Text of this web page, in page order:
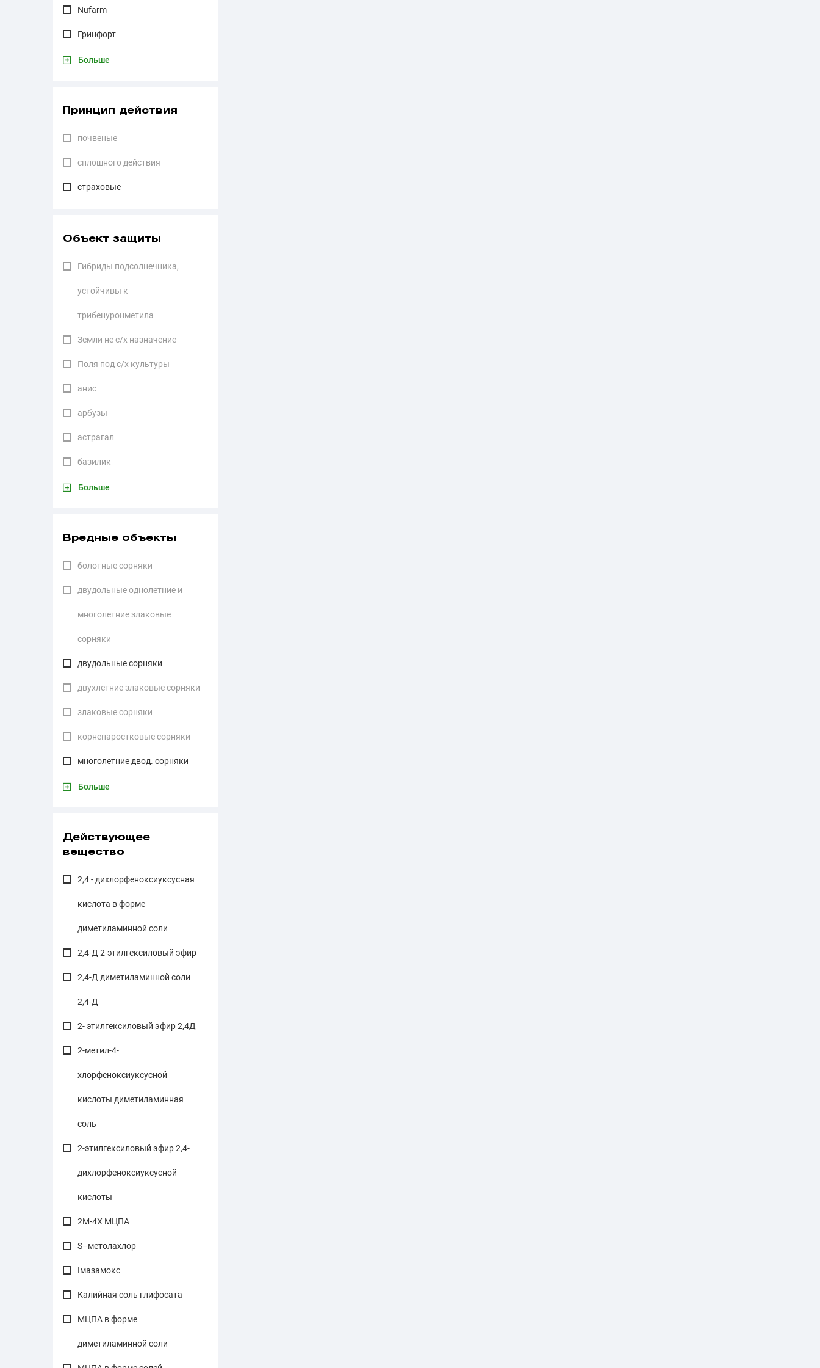
Nufarm
Гринфорт
Больше
Принцип действия
почвеные
сплошного действия
страховые
Объект защиты
Гибриды подсолнечника,
устойчивы к
трибенуронметила
Земли не с/х назначение
Поля под с/х культуры
анис
арбузы
астрагал
базилик
Больше
Вредные объекты
болотные сорняки
двудольные однолетние и
многолетние злаковые
сорняки
двудольные сорняки
двухлетние злаковые сорняки
злаковые сорняки
корнепаростковые сорняки
многолетние двод. сорняки
Больше
Действующее
вещество
2,4 - дихлорфеноксиуксусная
кислота в форме
диметиламинной соли
2,4-Д 2-этилгексиловый эфир
2,4-Д диметиламинной соли
2,4-Д
2- этилгексиловый эфир 2,4Д
2-метил-4-
хлорфеноксиуксусной
кислоты диметиламинная
соль
2-этилгексиловый эфир 2,4-
дихлорфеноксиуксусной
кислоты
2М-4Х МЦПА
S–метолахлор
Імазамокс
Калийная соль глифосата
МЦПА в форме
диметиламинной соли